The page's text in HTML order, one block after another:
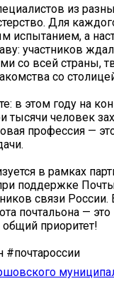
из
Для
испытанием, а
участников
со всей страны,
со
в этом году на
тысячи человек
профессия —
в рамках
поддержке
связи России.
почтальона —
приоритет!